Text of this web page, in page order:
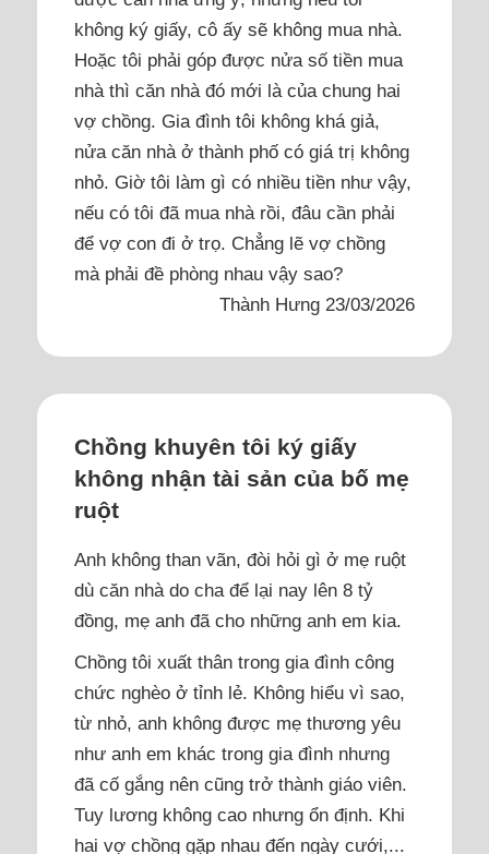
không ký giấy, cô ấy sẽ không mua nhà.
Hoặc tôi phải góp được nửa số tiền mua
nhà thì căn nhà đó mới là của chung hai
vợ chồng. Gia đình tôi không khá giả,
nửa căn nhà ở thành phố có giá trị không
nhỏ. Giờ tôi làm gì có nhiều tiền như vậy,
nếu có tôi đã mua nhà rồi, đâu cần phải
để vợ con đi ở trọ. Chẳng lẽ vợ chồng
mà phải đề phòng nhau vậy sao?
Thành Hưng 23/03/2026
Chồng khuyên tôi ký giấy
không nhận tài sản của bố mẹ
ruột
Anh không than vãn, đòi hỏi gì ở mẹ ruột
dù căn nhà do cha để lại nay lên 8 tỷ
đồng, mẹ anh đã cho những anh em kia.
Chồng tôi xuất thân trong gia đình công
chức nghèo ở tỉnh lẻ. Không hiểu vì sao,
từ nhỏ, anh không được mẹ thương yêu
như anh em khác trong gia đình nhưng
đã cố gắng nên cũng trở thành giáo viên.
Tuy lương không cao nhưng ổn định. Khi
hai vợ chồng gặp nhau đến ngày cưới,...